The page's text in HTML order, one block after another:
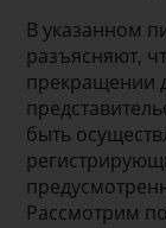
В указанном
разъясняют,
прекращении
быть
Рассмотрим